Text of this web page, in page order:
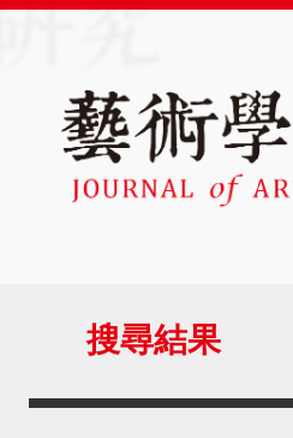
搜尋結果